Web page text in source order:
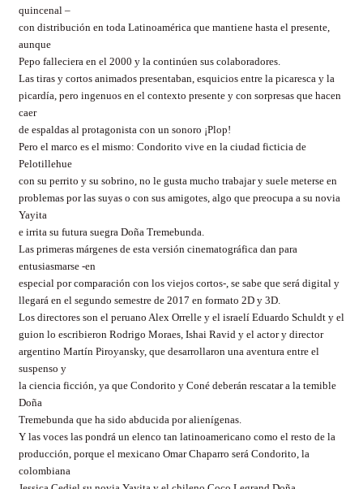
quincenal –
con distribución en toda Latinoamérica que mantiene hasta el presente,
aunque
Pepo falleciera en el 2000 y la continúen sus colaboradores.
Las tiras y cortos animados presentaban, esquicios entre la picaresca y la
picardía, pero ingenuos en el contexto presente y con sorpresas que hacen
caer
de espaldas al protagonista con un sonoro ¡Plop!
Pero el marco es el mismo: Condorito vive en la ciudad ficticia de
Pelotillehue
con su perrito y su sobrino, no le gusta mucho trabajar y suele meterse en
problemas por las suyas o con sus amigotes, algo que preocupa a su novia
Yayita
e irrita su futura suegra Doña Tremebunda.
Las primeras márgenes de esta versión cinematográfica dan para
entusiasmarse -en
especial por comparación con los viejos cortos-, se sabe que será digital y
llegará en el segundo semestre de 2017 en formato 2D y 3D.
Los directores son el peruano Alex Orrelle y el israelí Eduardo Schuldt y el
guion lo escribieron Rodrigo Moraes, Ishai Ravid y el actor y director
argentino Martín Piroyansky, que desarrollaron una aventura entre el
suspenso y
la ciencia ficción, ya que Condorito y Coné deberán rescatar a la temible
Doña
Tremebunda que ha sido abducida por alienígenas.
Y las voces las pondrá un elenco tan latinoamericano como el resto de la
producción, porque el mexicano Omar Chaparro será Condorito, la
colombiana